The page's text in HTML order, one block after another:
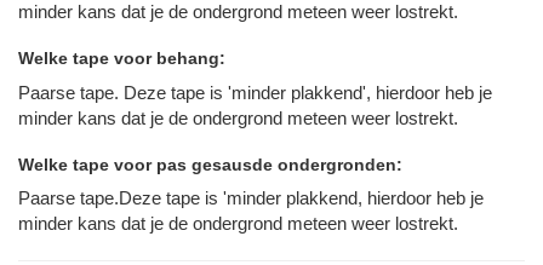
minder kans dat je de ondergrond meteen weer lostrekt.
Welke tape voor behang:
Paarse tape. Deze tape is 'minder plakkend', hierdoor heb je
minder kans dat je de ondergrond meteen weer lostrekt.
Welke tape voor pas gesausde ondergronden:
Paarse tape.Deze tape is 'minder plakkend, hierdoor heb je
minder kans dat je de ondergrond meteen weer lostrekt.